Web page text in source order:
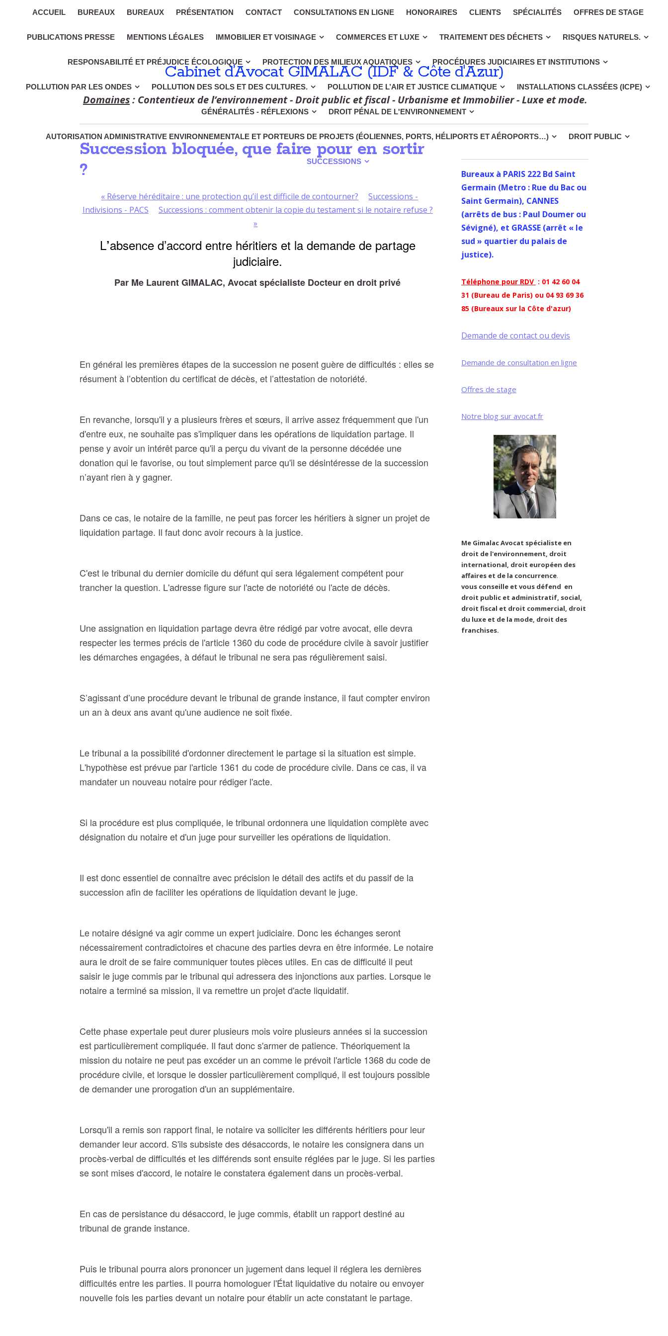
ACCUEIL BUREAUX BUREAUX PRÉSENTATION CONTACT CONSULTATIONS EN LIGNE HONORAIRES CLIENTS SPÉCIALITÉS OFFRES DE STAGE
PUBLICATIONS PRESSE MENTIONS LÉGALES IMMOBILIER ET VOISINAGE COMMERCES ET LUXE TRAITEMENT DES DÉCHETS RISQUES NATURELS.
RESPONSABILITÉ ET PRÉJUDICE ÉCOLOGIQUE PROTECTION DES MILIEUX AQUATIQUES PROCÉDURES JUDICIAIRES ET INSTITUTIONS
POLLUTION PAR LES ONDES POLLUTION DES SOLS ET DES CULTURES. POLLUTION DE L’AIR ET JUSTICE CLIMATIQUE INSTALLATIONS CLASSÉES (ICPE)
GÉNÉRALITÉS - RÉFLEXIONS DROIT PÉNAL DE L'ENVIRONNEMENT
AUTORISATION ADMINISTRATIVE ENVIRONNEMENTALE ET PORTEURS DE PROJETS (ÉOLIENNES, PORTS, HÉLIPORTS ET AÉROPORTS…) DROIT PUBLIC
SUCCESSIONS
Cabinet d’Avocat GIMALAC (IDF & Côte d'Azur)
Domaines: Contentieux de l’environnement - Droit public et fiscal - Urbanisme et Immobilier - Luxe et mode.
Succession bloquée, que faire pour en sortir
?
« Réserve héréditaire : une protection qu’il est difficile de contourner?
Successions -
Indivisions - PACS
Successions : comment obtenir la copie du testament si le notaire refuse ?
»
L’absence d’accord entre héritiers et la demande de partage
judiciaire.
Par Me Laurent GIMALAC, Avocat spécialiste Docteur en droit privé
En général les premières étapes de la succession ne posent guère de difficultés : elles se
résument à l’obtention du certificat de décès, et l’attestation de notoriété.
En revanche, lorsqu'il y a plusieurs frères et sœurs, il arrive assez fréquemment que l'un
d'entre eux, ne souhaite pas s'impliquer dans les opérations de liquidation partage. Il
pense y avoir un intérêt parce qu'il a perçu du vivant de la personne décédée une
donation qui le favorise, ou tout simplement parce qu'il se désintéresse de la succession
n’ayant rien à y gagner.
Dans ce cas, le notaire de la famille, ne peut pas forcer les héritiers à signer un projet de
liquidation partage. Il faut donc avoir recours à la justice.
C'est le tribunal du dernier domicile du défunt qui sera légalement compétent pour
trancher la question. L'adresse figure sur l'acte de notoriété ou l'acte de décès.
Une assignation en liquidation partage devra être rédigé par votre avocat, elle devra
respecter les termes précis de l'article 1360 du code de procédure civile à savoir justifier
les démarches engagées, à défaut le tribunal ne sera pas régulièrement saisi.
S’agissant d’une procédure devant le tribunal de grande instance, il faut compter environ
un an à deux ans avant qu'une audience ne soit fixée.
Le tribunal a la possibilité d'ordonner directement le partage si la situation est simple.
L'hypothèse est prévue par l'article 1361 du code de procédure civile. Dans ce cas, il va
mandater un nouveau notaire pour rédiger l'acte.
Si la procédure est plus compliquée, le tribunal ordonnera une liquidation complète avec
désignation du notaire et d'un juge pour surveiller les opérations de liquidation.
Il est donc essentiel de connaître avec précision le détail des actifs et du passif de la
succession afin de faciliter les opérations de liquidation devant le juge.
Le notaire désigné va agir comme un expert judiciaire. Donc les échanges seront
nécessairement contradictoires et chacune des parties devra en être informée. Le notaire
aura le droit de se faire communiquer toutes pièces utiles. En cas de difficulté il peut
saisir le juge commis par le tribunal qui adressera des injonctions aux parties. Lorsque le
notaire a terminé sa mission, il va remettre un projet d'acte liquidatif.
Cette phase expertale peut durer plusieurs mois voire plusieurs années si la succession
est particulièrement compliquée. Il faut donc s'armer de patience. Théoriquement la
mission du notaire ne peut pas excéder un an comme le prévoit l'article 1368 du code de
procédure civile, et lorsque le dossier particulièrement compliqué, il est toujours possible
de demander une prorogation d'un an supplémentaire.
Lorsqu'il a remis son rapport final, le notaire va solliciter les différents héritiers pour leur
demander leur accord. S'ils subsiste des désaccords, le notaire les consignera dans un
procès-verbal de difficultés et les différends sont ensuite réglées par le juge. Si les parties
se sont mises d'accord, le notaire le constatera également dans un procès-verbal.
En cas de persistance du désaccord, le juge commis, établit un rapport destiné au
tribunal de grande instance.
Puis le tribunal pourra alors prononcer un jugement dans lequel il réglera les dernières
difficultés entre les parties. Il pourra homologuer l'État liquidative du notaire ou envoyer
nouvelle fois les parties devant un notaire pour établir un acte constatant le partage.
Bureaux à PARIS 222 Bd Saint
Germain (Metro : Rue du Bac ou
Saint Germain), CANNES
(arrêts de bus : Paul Doumer ou
Sévigné), et GRASSE (arrêt « le
sud » quartier du palais de
justice).
Téléphone pour RDV : 01 42 60 04
31 (Bureau de Paris) ou 04 93 69 36
85 (Bureaux sur la Côte d'azur)
Demande de contact ou devis
Demande de consultation en ligne
Offres de stage
Notre blog sur avocat.fr
Me Gimalac Avocat spécialiste en
droit de l'environnement, droit
international, droit européen des
affaires et de la concurrence.
vous conseille et vous défend en
droit public et administratif, social,
droit fiscal et droit commercial, droit
du luxe et de la mode, droit des
franchises.